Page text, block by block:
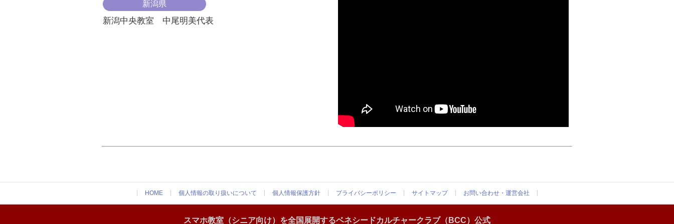
新潟県
新潟中央教室 中尾明美代表
HOME 個人情報の取り扱いについて 個人情報保護方針 プライバシーポリシー サイトマップ お問い合わせ・運営会社
スマホ教室（シニア向け）を全国展開するベネシードカルチャークラブ（BCC）公式